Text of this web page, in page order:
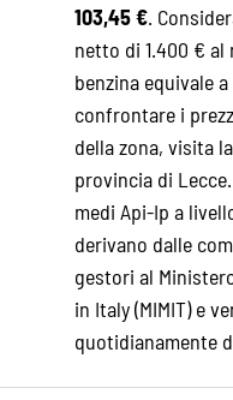
103,45 €.
netto di 1.400 € al
benzina equivale
confrontare i
della zona, visita
provincia di Lecce
medi Api-Ip a
derivano dalle
gestori al
in Italy (MIMIT) e
quotidianamente